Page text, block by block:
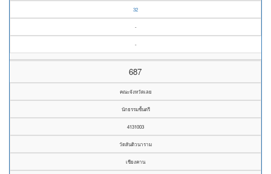
32
-
-
687
คณะจังหวัดเลย
นักธรรมชั้นตรี
4131003
วัดสันติวนาราม
เชียงคาน